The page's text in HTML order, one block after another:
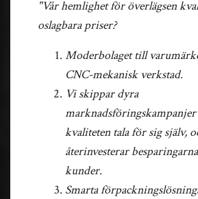
"Vår hemlighet för överlägsen
oslagbara priser?
Moderbolaget till
CNC-mekanisk verkstad.
Vi skippar dyra
kvaliteten tala för sig själv,
återinvesterar
kunder.
Smarta